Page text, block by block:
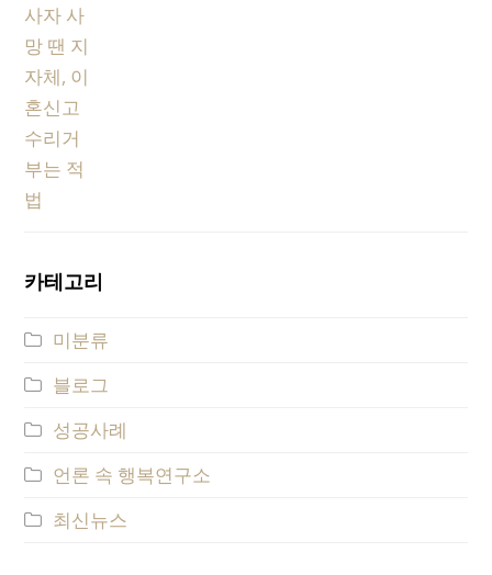
카테고리
미분류
블로그
성공사례
언론 속 행복연구소
최신뉴스